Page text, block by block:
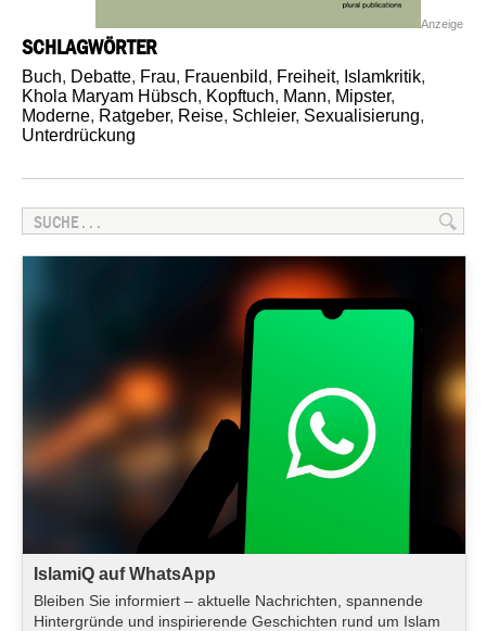
Anzeige
SCHLAGWÖRTER
Buch, Debatte, Frau, Frauenbild, Freiheit, Islamkritik,
Khola Maryam Hübsch, Kopftuch, Mann, Mipster,
Moderne, Ratgeber, Reise, Schleier, Sexualisierung,
Unterdrückung
IslamiQ auf WhatsApp
Bleiben Sie informiert – aktuelle Nachrichten, spannende
Hintergründe und inspirierende Geschichten rund um Islam